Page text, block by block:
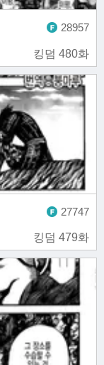
킹덤 480화
28957
킹덤 479화
27747